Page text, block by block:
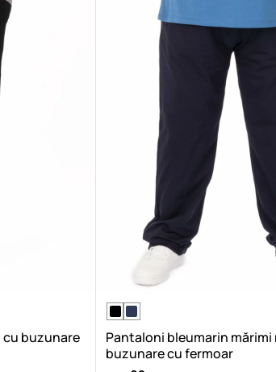
cu buzunare
Pantaloni bleumarin mărimi
buzunare cu fermoar